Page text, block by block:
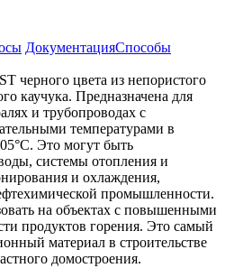
ДокументацияСпособы
черного цвета из непористого
каучука. Предназначена для
и трубопроводах с
температурами в
Это могут быть
системы отопления и
и охлаждения,
промышленности.
на объектах с повышенными
продуктов горения. Это самый
материал в строительстве
домостроения.